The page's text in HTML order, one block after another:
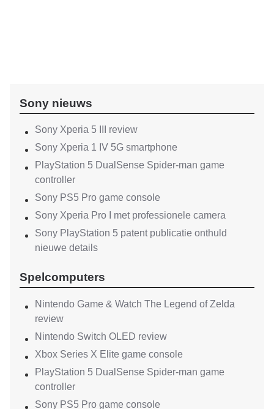
Sony nieuws
Sony Xperia 5 III review
Sony Xperia 1 IV 5G smartphone
PlayStation 5 DualSense Spider-man game
controller
Sony PS5 Pro game console
Sony Xperia Pro I met professionele camera
Sony PlayStation 5 patent publicatie onthuld
nieuwe details
Spelcomputers
Nintendo Game & Watch The Legend of Zelda
review
Nintendo Switch OLED review
Xbox Series X Elite game console
PlayStation 5 DualSense Spider-man game
controller
Sony PS5 Pro game console